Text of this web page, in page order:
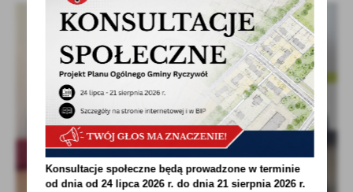
Konsultacje społeczne będą prowadzone w terminie
od dnia od 24 lipca 2026 r. do dnia 21 sierpnia 2026 r.